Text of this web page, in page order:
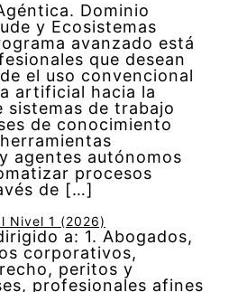
Dominio
y Ecosistemas
avanzado está
que desean
el uso convencional
artificial hacia la
sistemas de trabajo
de conocimiento
agentes autónomos
procesos
de […]
Nivel 1 (2026)
a: 1. Abogados,
corporativos,
peritos y
profesionales afines